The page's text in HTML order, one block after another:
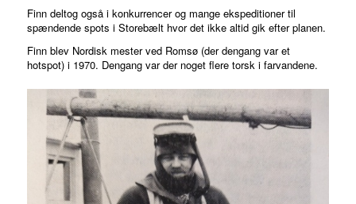
Finn deltog også i konkurrencer og mange ekspeditioner til
spændende spots i Storebælt hvor det ikke altid gik efter planen.
Finn blev Nordisk mester ved Romsø (der dengang var et
hotspot) i 1970. Dengang var der noget flere torsk i farvandene.